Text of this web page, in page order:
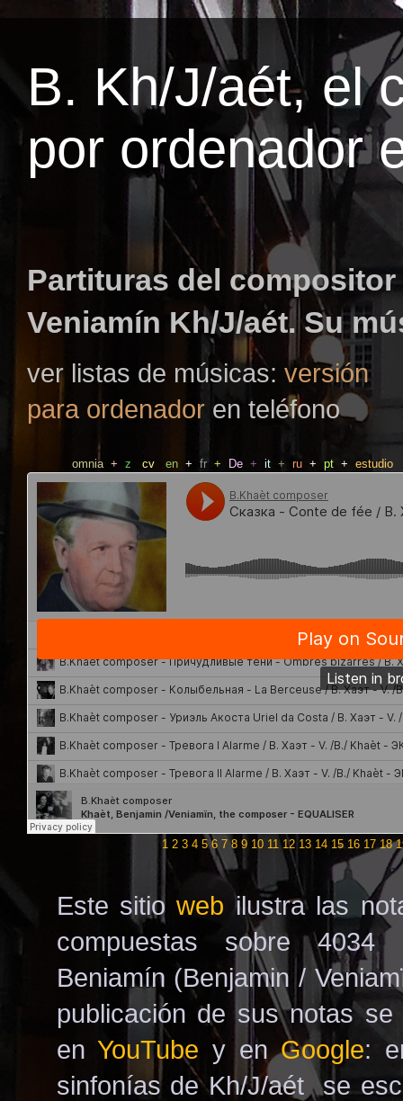
B. Kh/J/aét, el
por ordenador
Partituras del
Veniamín Kh/J/aét. Su
ver listas de músicas: versión
para ordenador en teléfono
omnia + z cv en + fr + De + it + ru + pt + estudio
1 2 3 4 5 6 7 8 9 10 11 12 13 14 15 16 17 18
Este sitioweb ilustra las
compuestas sobre 4034
Beniamín (Benjamin /
publicación de sus notas
enYouTube y enGoogle:
sinfonías de Kh/J/aét se